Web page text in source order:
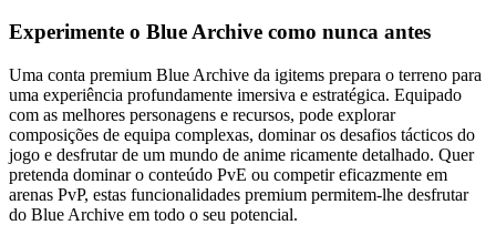
Experimente o Blue Archive como nunca antes
Uma conta premium Blue Archive da igitems prepara o terreno para
uma experiência profundamente imersiva e estratégica. Equipado
com as melhores personagens e recursos, pode explorar
composições de equipa complexas, dominar os desafios tácticos do
jogo e desfrutar de um mundo de anime ricamente detalhado. Quer
pretenda dominar o conteúdo PvE ou competir eficazmente em
arenas PvP, estas funcionalidades premium permitem-lhe desfrutar
do Blue Archive em todo o seu potencial.